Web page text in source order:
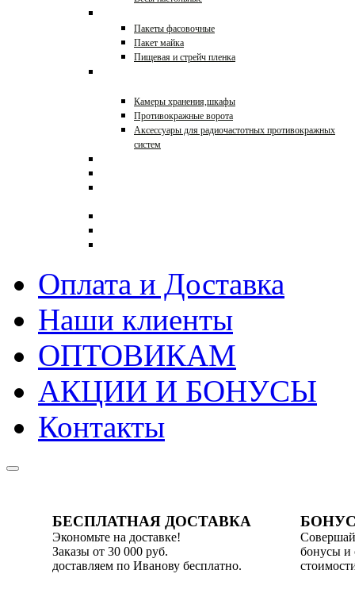
Пакеты фасовочные
Пакет майка
Пищевая и стрейч пленка
Камеры хранения,шкафы
Противокражные ворота
Аксессуары для радиочастотных противокражных
систем
Оплата и Доставка
Наши клиенты
ОПТОВИКАМ
АКЦИИ И БОНУСЫ
Контакты
БЕСПЛАТНАЯ ДОСТАВКА
Экономьте на доставке!
Заказы от 30 000 руб.
доставляем по Иванову бесплатно.
бонусы и